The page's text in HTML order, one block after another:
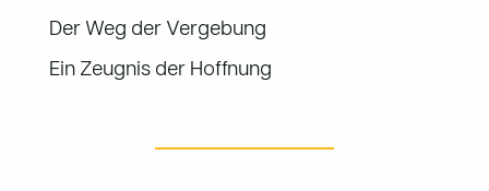
Der Weg der Vergebung
Ein Zeugnis der Hoffnung